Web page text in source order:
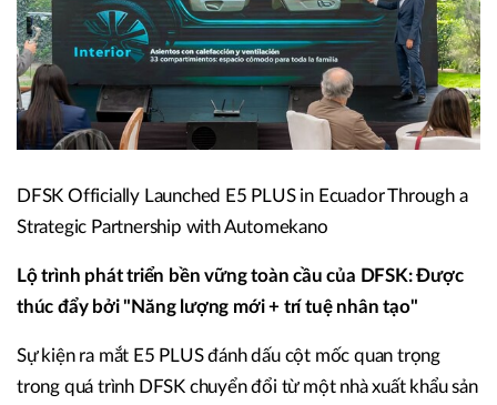
DFSK Officially Launched E5 PLUS in Ecuador Through a
Strategic Partnership with Automekano
Lộ trình phát triển bền vững toàn cầu của DFSK: Được
thúc đẩy bởi "Năng lượng mới + trí tuệ nhân tạo"
Sự kiện ra mắt E5 PLUS đánh dấu cột mốc quan trọng
trong quá trình DFSK chuyển đổi từ một nhà xuất khẩu sản